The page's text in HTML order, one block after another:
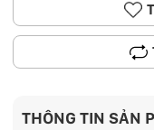
THÔNG TIN SẢN